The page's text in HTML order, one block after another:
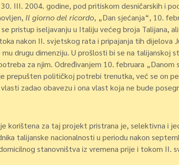
III. 2004. godine, pod pritiskom desničarskih i
Il giorno del ricordo, „Dan sjećanja“, 10.
pristup iseljavanju u Italiju većeg broja Talijana,
nakon II. svjetskog rata i pripajanja tih dijelova
drugu dimenziju. U prošlosti bi se na talijanskoj
za njim. Određivanjem 10. februara „Danom
prepušten političkoj potrebi trenutka, već se on
zadao obavezu i ona vlast koja ne bude
korištena za taj projekt pristrana je, selektivna i
talijanske nacionalnosti u periodu nakon
stanovništva iz vremena prije i tokom II.